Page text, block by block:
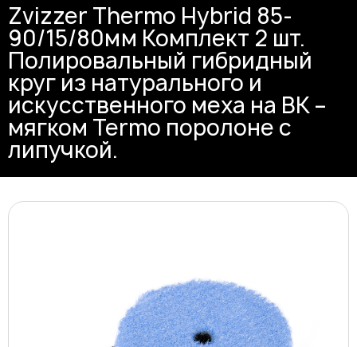
Zvizzer Thermo Hybrid 85-
90/15/80мм Комплект 2 шт.
Полировальный гибридный
круг из натурального и
искусственного меха на BK –
мягком Termo поролоне с
липучкой.